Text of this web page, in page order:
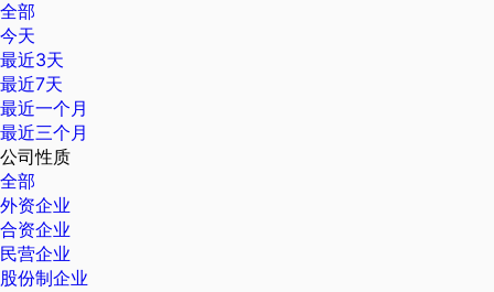
全部
今天
最近3天
最近7天
最近一个月
最近三个月
公司性质
全部
外资企业
合资企业
民营企业
股份制企业